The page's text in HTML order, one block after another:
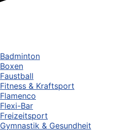
Badminton
Boxen
Faustball
Fitness & Kraftsport
Flamenco
Flexi-Bar
Freizeitsport
Gymnastik & Gesundheit